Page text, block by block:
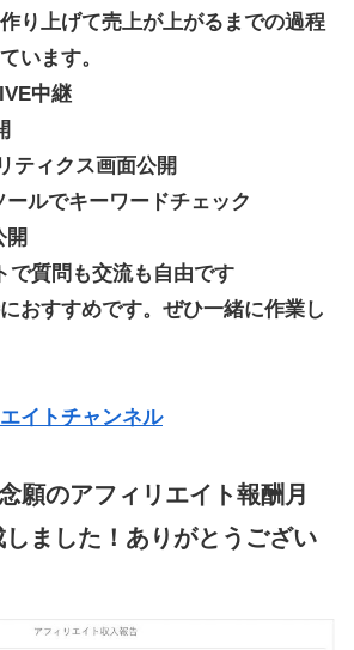
り上げて売上が上がるまでの過程
います。
中継
ティクス画面公開
ルでキーワードチェック
開
で質問も交流も自由です
おすすめです。ぜひ一緒に作業し
イトチャンネル
願のアフィリエイト報酬月
ました！ありがとうござい